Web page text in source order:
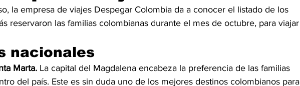
e-commerce Logística Perfiles Felicidad Música DJing
la empresa de viajes Despegar Colombia da a conocer el listado de los
reservaron las familias colombianas durante el mes de octubre, para viajar
nacionales
Marta. La capital del Magdalena encabeza la preferencia de las familias
del país. Este es sin duda uno de los mejores destinos colombianos para